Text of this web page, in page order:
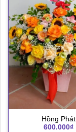
Hồng Phát
600.000₫